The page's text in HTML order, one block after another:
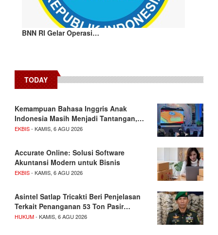
BNN RI Gelar Operasi…
TODAY
Kemampuan Bahasa Inggris Anak
Indonesia Masih Menjadi Tantangan,…
EKBIS- KAMIS, 6 AGU 2026
Accurate Online: Solusi Software
Akuntansi Modern untuk Bisnis
EKBIS- KAMIS, 6 AGU 2026
Asintel Satlap Tricakti Beri Penjelasan
Terkait Penanganan 53 Ton Pasir…
HUKUM- KAMIS, 6 AGU 2026